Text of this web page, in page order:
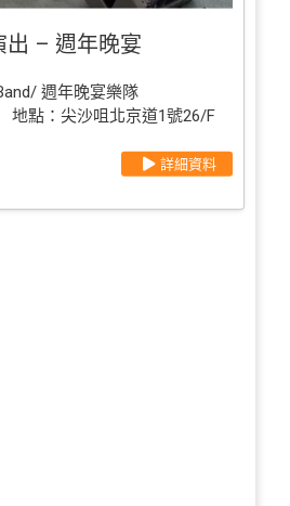
出 – 週年晚宴
週年晚宴樂隊
地點：尖沙咀北京道1號26/F
詳細資料